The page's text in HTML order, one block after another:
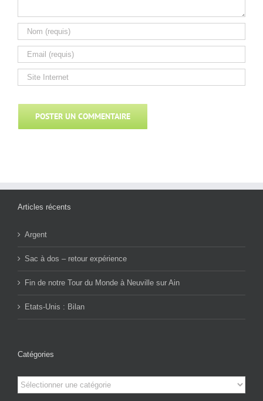
Articles récents
Argent
Sac à dos – retour expérience
Fin de notre Tour du Monde à Neuville sur Ain
Etats-Unis : Bilan
Catégories
Catégories